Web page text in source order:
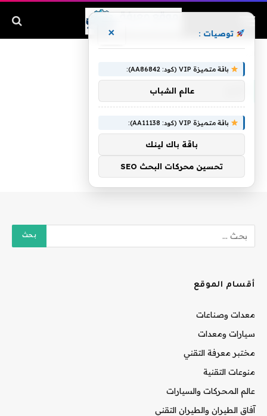
أقسام الموقع
معدات وصناعات
سيارات ومعدات
مختبر معرفة التقني
منوعات التقنية
عالم المحركات والسيارات
آفاق الطيران والطيران التقني
توصيات : ×
باقة متميزة VIP (كود: AA86842):
عالم الشباب
باقة متميزة VIP (كود: AA11138):
باقة باك لينك
تحسين محركات البحث SEO